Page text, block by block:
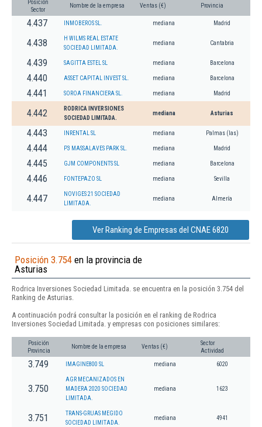
Posición
Sector
Nombre de la empresa Ventas (€) Provincia
4.437 INMOBEROS SL. mediana Madrid
4.438
H WILMS REAL ESTATE
SOCIEDAD LIMITADA.
mediana Cantabria
4.439 SAGITTA ESTEL SL mediana Barcelona
4.440 ASSET CAPITAL INVEST SL. mediana Barcelona
4.441 SOROA FINANCIERA SL. mediana Madrid
4.442
RODRICA INVERSIONES
SOCIEDAD LIMITADA.
mediana Asturias
4.443 INRENTAL SL mediana Palmas (las)
4.444 P3 MASSALAVES PARK SL. mediana Madrid
4.445 GJM COMPONENTS SL mediana Barcelona
4.446 FONTEPAZO SL mediana Sevilla
4.447
NOVIGES 21 SOCIEDAD
LIMITADA.
mediana Almería
Ver Ranking de Empresas del CNAE 6820
Posición 3.754 en la provincia de
Asturias
Rodrica Inversiones Sociedad Limitada. se encuentra en la posición 3.754 del
Ranking de Asturias.
A continuación podrá consultar la posición en el ranking de Rodrica
Inversiones Sociedad Limitada. y empresas con posiciones similares:
Posición
Provincia
Nombre de la empresa Ventas (€)
Sector
Actividad
3.749 IMAGINE800 SL mediana 6020
3.750
AGR MECANIZADOS EN
MADERA 2020 SOCIEDAD
LIMITADA.
mediana 1623
3.751
TRANS-GRUAS MEGIDO
SOCIEDAD LIMITADA.
mediana 4941